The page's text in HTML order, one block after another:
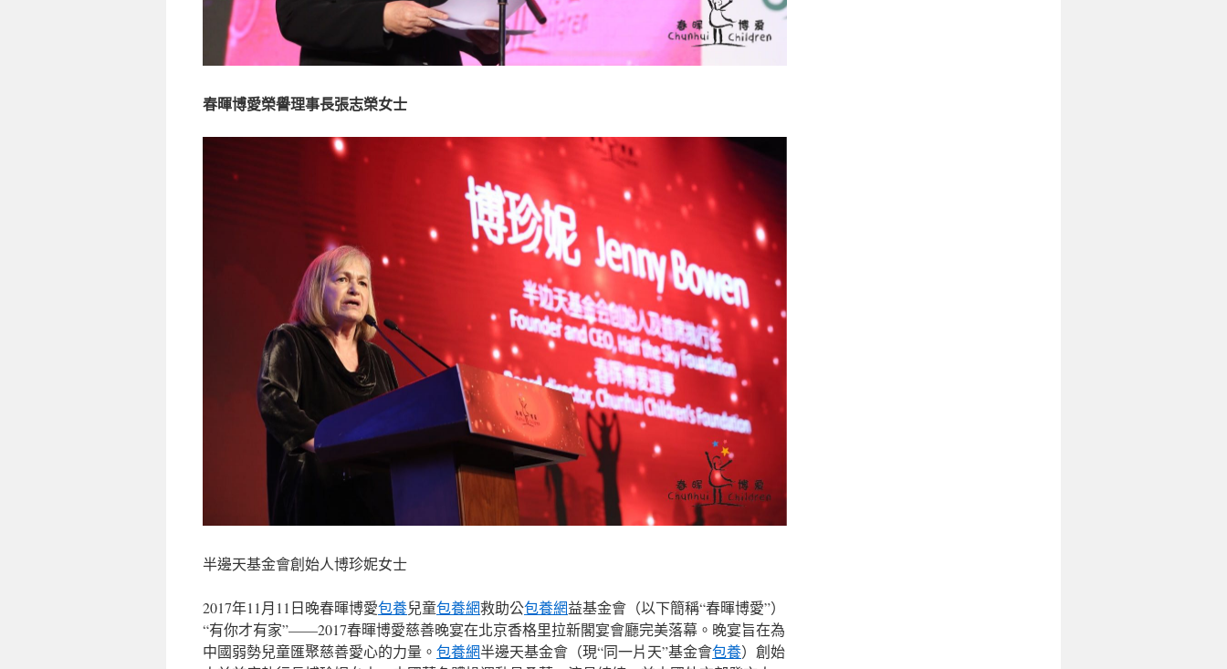
春暉博愛榮譽理事長張志榮女士
半邊天基金會創始人博珍妮女士
2017年11月11日晚春暉博愛包養兒童包養網救助公包養網益基金會（以下簡稱“春暉博愛”）
“有你才有家”——2017春暉博愛慈善晚宴在北京香格里拉新閣宴會廳完美落幕。晚宴旨在為
中國弱勢兒童匯聚慈善愛心的力量。 包養網半邊天基金會（現“同一片天”基金會包養）創始